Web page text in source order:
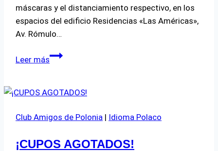
máscaras y el distanciamiento respectivo, en los
espacios del edificio Residencias «Las Américas»,
Av. Rómulo…
Leer másConvocatoria
Ordinaria
Club Amigos de Polonia | Idioma Polaco
¡CUPOS AGOTADOS!